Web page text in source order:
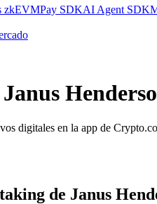
zkEVMPay SDKAI Agent SDK
digitales en la app de
de Janus